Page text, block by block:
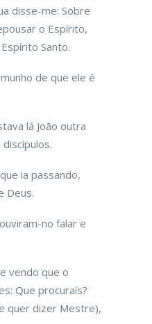
disse-me: Sobre
o Espírito,
Santo.
de que ele é
lá João outra
ia passando,
Deus.
no falar e
vendo que o
Que procurais?
quer dizer Mestre),